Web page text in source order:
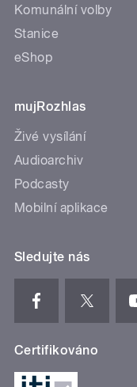
Komunální volby
Stanice
eShop
mujRozhlas
Živé vysílání
Audioarchiv
Podcasty
Mobilní aplikace
Sledujte nás
Certifikováno